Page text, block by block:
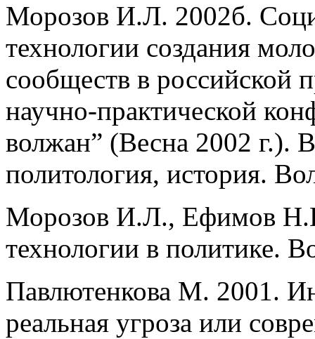
Морозов И.Л. 2002б.
технологии создания
сообществ в
научно-практической
волжан” (Весна 2002
политология, история.
Морозов И.Л., Ефимов
технологии в политике.
Павлютенкова М. 2001.
реальная угроза или